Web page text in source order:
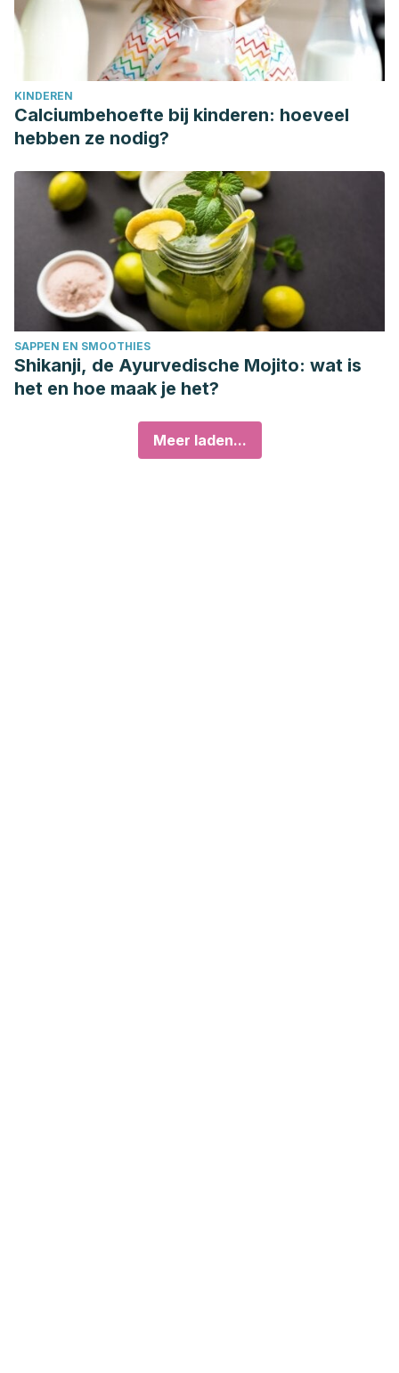
KINDEREN
Calciumbehoefte bij kinderen: hoeveel
hebben ze nodig?
SAPPEN EN SMOOTHIES
Shikanji, de Ayurvedische Mojito: wat is
het en hoe maak je het?
Meer laden...